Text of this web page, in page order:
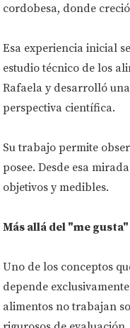
cordobesa, donde
Esa experiencia inicial
estudio técnico de los
Rafaela y desarrolló
perspectiva científica.
Su trabajo permite
posee. Desde esa
objetivos y medibles.
Más allá del "me
Uno de los conceptos
depende
alimentos no trabajan